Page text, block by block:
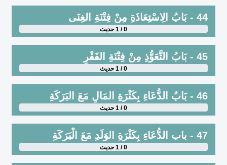
44 - بَابُ الِاسْتِعَاذَةِ مِنْ فِتْنَةِ الغِنَى
0 / 1 حديث
45 - بَابُ التَّعَوُّذِ مِنْ فِتْنَةِ الفَقْرِ
0 / 1 حديث
46 - بَابُ الدُّعَاءِ بِكَثْرَةِ المَالِ مَعَ البَرَكَةِ
0 / 1 حديث
47 - باب الدُّعَاءِ بِكَثْرَةِ الوَلَدِ مَعَ الْبَرَكَةِ
0 / 1 حديث